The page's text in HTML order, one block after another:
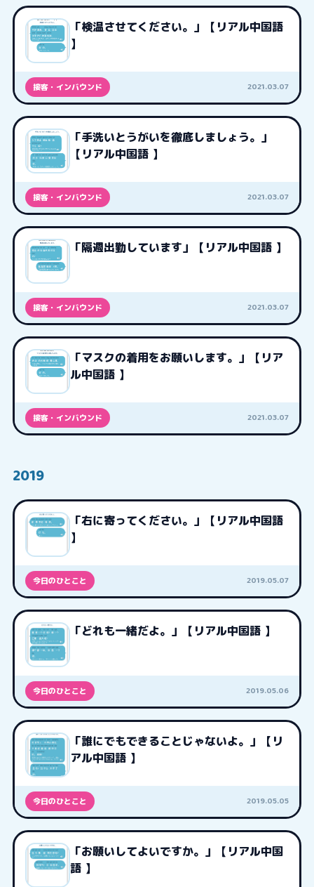
「検温させてください。」【リアル中国語
】
接客・インバウンド 2021.03.07
「手洗いとうがいを徹底しましょう。」
【リアル中国語 】
接客・インバウンド 2021.03.07
「隔週出勤しています」【リアル中国語 】
接客・インバウンド 2021.03.07
「マスクの着用をお願いします。」【リア
ル中国語 】
接客・インバウンド 2021.03.07
2019
「右に寄ってください。」【リアル中国語
】
今日のひとこと 2019.05.07
「どれも一緒だよ。」【リアル中国語 】
今日のひとこと 2019.05.06
「誰にでもできることじゃないよ。」【リ
アル中国語 】
今日のひとこと 2019.05.05
「お願いしてよいですか。」【リアル中国
語 】